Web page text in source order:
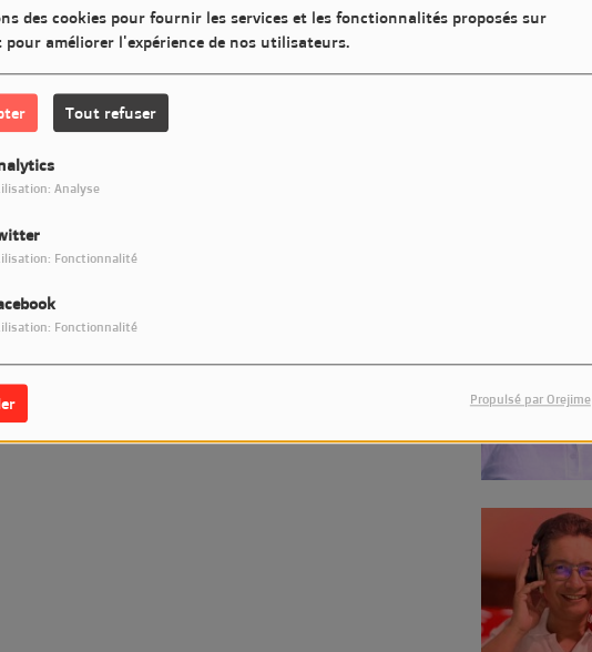
des cookies pour fournir les services et les fonctionnalités proposés sur
améliorer l'expérience de nos utilisateurs.
Tout refuser
Analyse
Fonctionnalité
Fonctionnalité
Propulsé par Orejime